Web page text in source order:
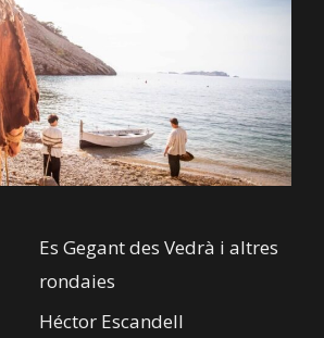
Es Gegant des Vedrà i altres
rondaies
Héctor Escandell